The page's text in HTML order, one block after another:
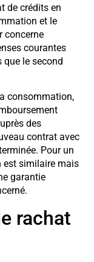
de crédits en
et le
concerne
courantes
que le second
consommation,
des
contrat avec
Pour un
est similaire mais
garantie
rachat